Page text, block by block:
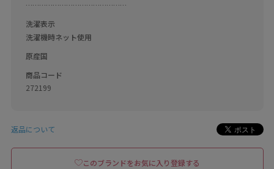
………………………………………
洗濯表示
洗濯機時ネット使用
原産国
商品コード
272199
返品について
このブランドをお気に入り登録する